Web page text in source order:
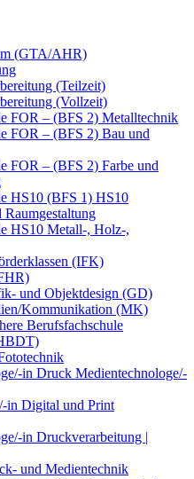
(GTA/AHR)
(Teilzeit)
(Vollzeit)
FOR – (BFS 2) Metalltechnik
FOR – (BFS 2) Bau und
FOR – (BFS 2) Farbe und
HS10 (BFS 1) HS10
HS10 Metall-, Holz-,
(IFK)
und Objektdesign (GD)
Kommunikation (MK)
Berufsfachschule
in Druck Medientechnologe/-
in Digital und Print
in Druckverarbeitung |
und Medientechnik